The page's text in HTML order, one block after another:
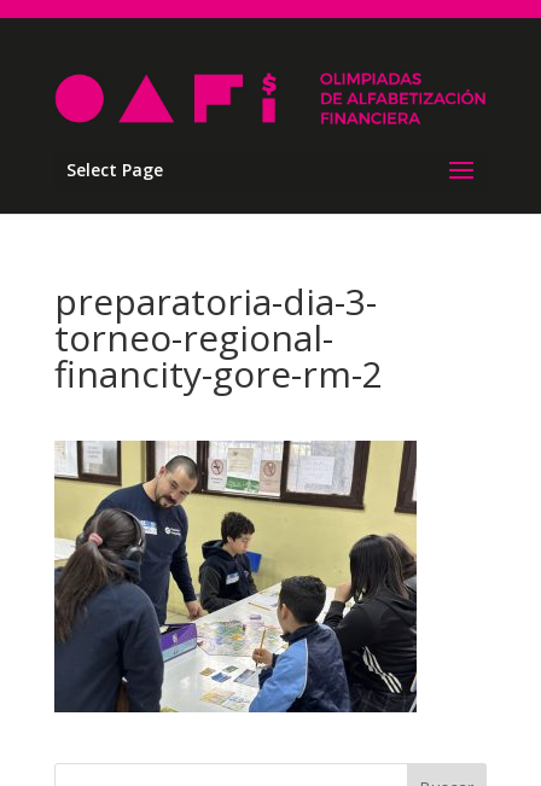
Select Page
preparatoria-dia-3-
torneo-regional-
financity-gore-rm-2